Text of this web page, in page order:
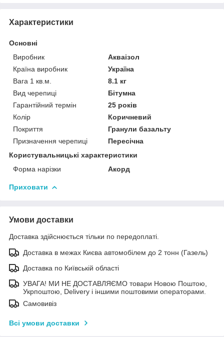
Характеристики
Основні
Виробник
Акваізол
Країна виробник
Україна
Вага 1 кв.м.
8.1 кг
Вид черепиці
Бітумна
Гарантійний термін
25 років
Колір
Коричневий
Покриття
Гранули базальту
Призначення черепиці
Пересічна
Користувальницькі характеристики
Форма нарізки
Акорд
Приховати
Умови доставки
Доставка здійснюється тільки по передоплаті.
Доставка в межах Києва автомобілем до 2 тонн (Газель)
Доставка по Київській області
УВАГА! МИ НЕ ДОСТАВЛЯЄМО товари Новою Поштою,
Укрпоштою, Delivery і іншими поштовими операторами.
Самовивіз
Всі умови доставки